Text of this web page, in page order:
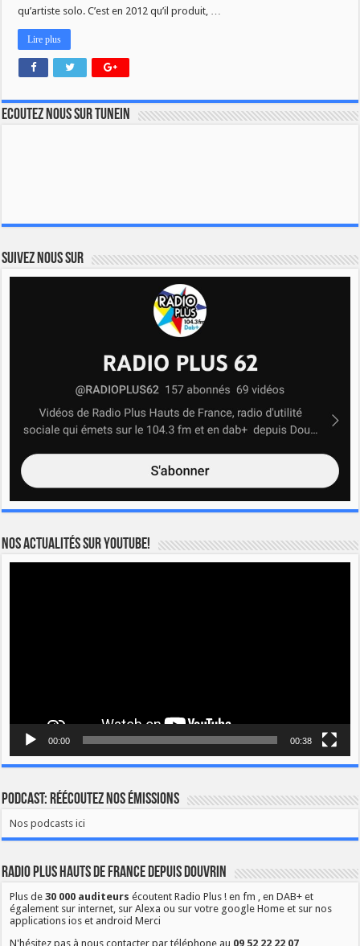
qu’artiste solo. C’est en 2012 qu’il produit, …
Lire plus
Ecoutez nous sur TuneIn
Suivez nous sur
Nos actualités sur YOUTUBE!
00:00 00:38
Podcast: Réécoutez nos émissions
Nos podcasts ici
Radio Plus Hauts de France depuis Douvrin
Plus de30 000 auditeurs écoutent Radio Plus ! en fm , en DAB+ et
également sur internet, sur Alexa ou sur votre google Home et sur nos
applications ios et android Merci
N'hésitez pas à nous contacter par téléphone au 09 52 22 22 07